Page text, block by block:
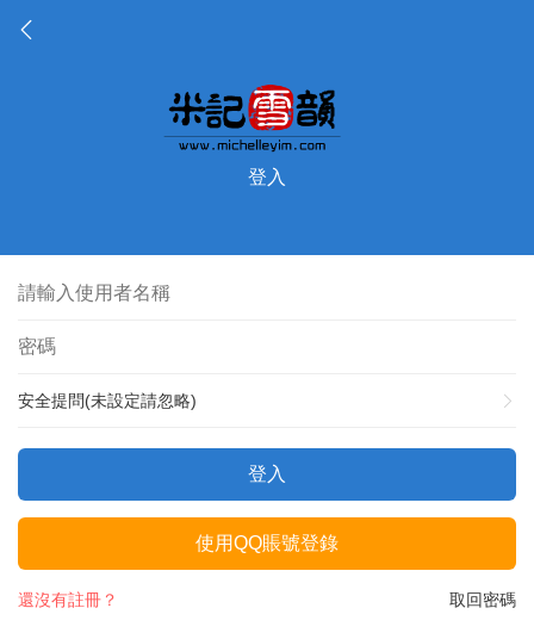
登入
安全提問(未設定請忽略)
登入
使用QQ賬號登錄
取回密碼
還沒有註冊？